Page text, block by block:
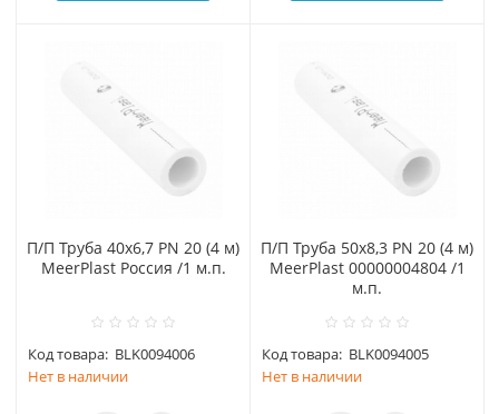
П/П Труба 40х6,7 PN 20 (4 м)
MeerPlast Россия /1 м.п.
Код товара: BLK0094006
Нет в наличии
П/П Труба 50х8,3 PN 20 (4 м)
MeerPlast 00000004804 /1
м.п.
Код товара: BLK0094005
Нет в наличии